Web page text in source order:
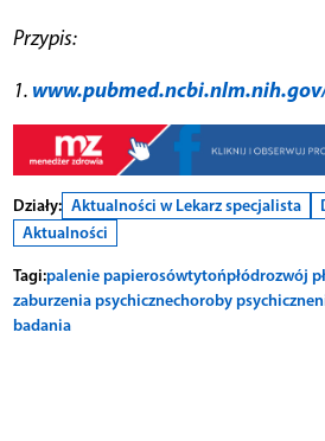
Przypis:
1.
Działy: Aktualności w Lekarz specjalista
Aktualności
Tagi:palenie papierosówtytońpłódrozwój
zaburzenia psychicznechoroby psychiczne
badania